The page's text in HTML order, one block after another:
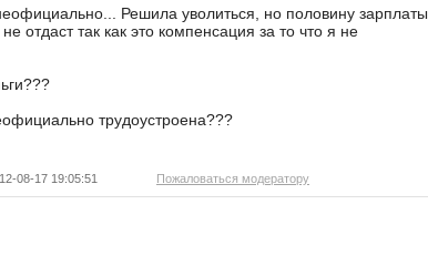
Решила уволиться, но половину зарплаты
отдаст так как это компенсация за то что я не
трудоустроена???
08-17 19:05:51 Пожаловаться модератору